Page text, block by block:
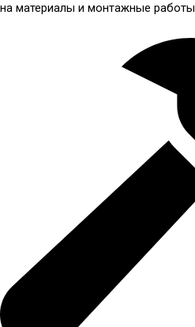
на материалы и монтажные работы